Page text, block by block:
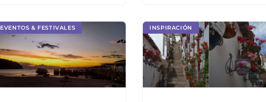
EVENTOS & FESTIVALES INSPIRACIÓN